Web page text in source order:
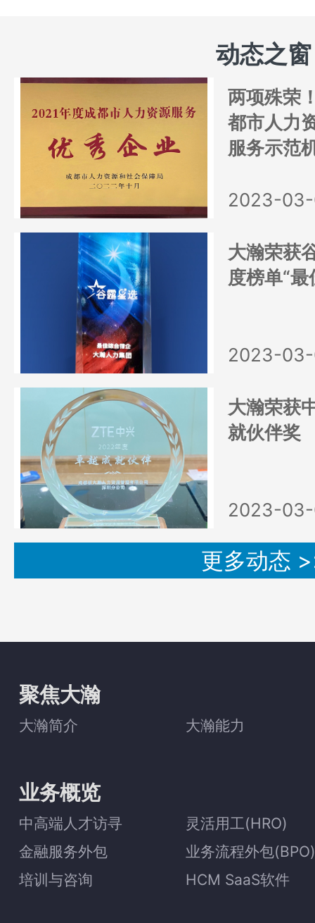
动态之窗
两项殊荣
都市人力
服务示范
2023-
大瀚荣获
度榜单“
2023-
大瀚荣获
就伙伴奖
2023-
更多动态
聚焦大瀚
大瀚简介 大瀚能力
业务概览
中高端人才访寻
灵活用工(HRO)
金融服务外包
业务流程外包(BPO)
培训与咨询
HCM SaaS软件